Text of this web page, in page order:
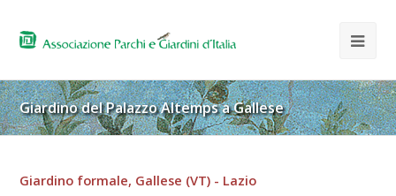
Giardino del Palazzo Altemps a Gallese
Giardino formale, Gallese (VT) - Lazio